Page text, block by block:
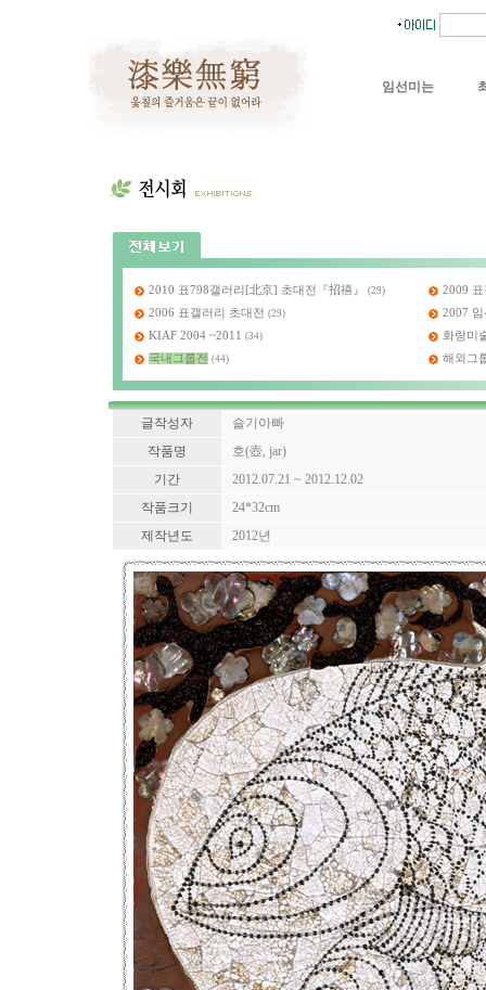
임선미는
2010 표798갤러리[北京] 초대전『招禧』 (29)
2009
2006 표갤러리 초대전 (29)
2007
KIAF 2004 ~2011 (34)
화랑미
국내그룹전 (44) 해외그
글작성자
슬기아빠
작품명
호(壺, jar)
기간
2012.07.21 ~ 2012.12.02
작품크기
24*32cm
제작년도
2012년